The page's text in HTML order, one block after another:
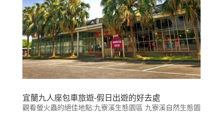
宜蘭九人座包車旅遊-假日出遊的好去處
觀看螢火蟲的絕佳地點:九寮溪生態園區 九寮溪自然生態園